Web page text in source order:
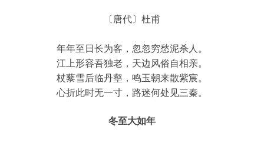
〔唐代〕杜甫
年年至日长为客，忽忽穷愁泥杀人。
江上形容吾独老，天边风俗自相亲。
杖藜雪后临丹壑，鸣玉朝来散紫宸。
心折此时无一寸，路迷何处见三秦。
冬至大如年